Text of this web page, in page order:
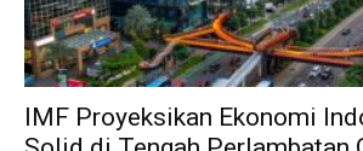
IMF Proyeksikan Ekonomi